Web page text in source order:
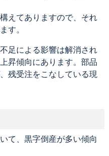
えてありますので、それ
す。
足による影響は解消され
昇傾向にあります。部品
残受注をこなしている現
て、黒字倒産が多い傾向